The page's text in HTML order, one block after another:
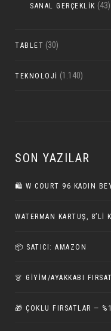
SANAL GERÇEKLIK (43)
TABLET (30)
TEKNOLOJI (1.140)
SON YAZILAR
🛍️ W COURT 96 KADIN
WATERMAN KARTUŞ, 8’LI
📦 SATICI: AMAZON
👗 GİYİM/AYAKKABI
🎁 ÇOKLU FIRSATLAR —